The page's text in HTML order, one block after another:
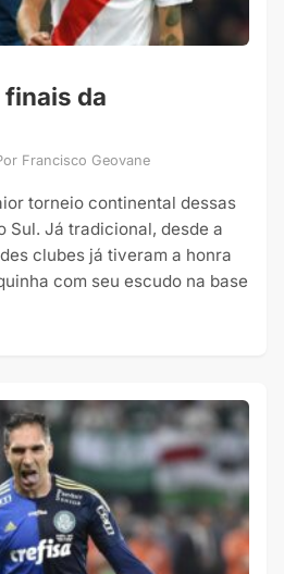
finais da
Francisco Geovane
torneio continental dessas
Sul. Já tradicional, desde a
clubes já tiveram a honra
com seu escudo na base